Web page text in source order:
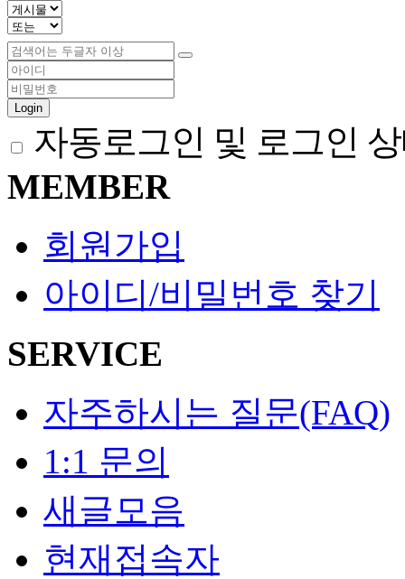
Login
자동로그인 및 로그인
MEMBER
회원가입
아이디/비밀번호 찾기
SERVICE
자주하시는 질문(FAQ)
1:1 문의
새글모음
현재접속자